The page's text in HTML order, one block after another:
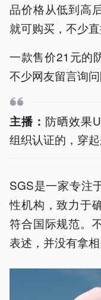
品价格从低到高
就可购买，不少
一款售价21元的
不少网友留言询问
主播： 防晒效果
组织认证的，穿起
SGS是一家专注
性机构，致力于
符合国际规范。
表述，并没有拿相